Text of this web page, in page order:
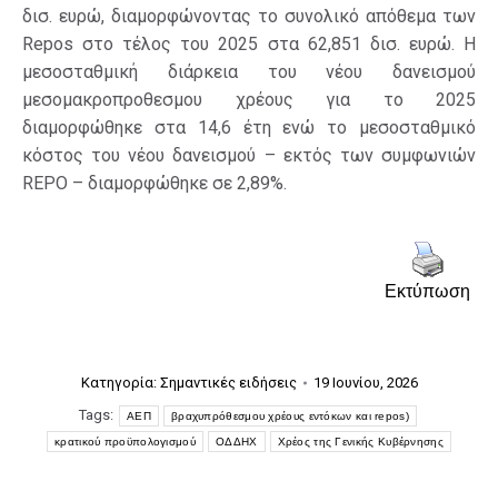
δισ. ευρώ, διαμορφώνοντας το συνολικό απόθεμα των
Repos στο τέλος του 2025 στα 62,851 δισ. ευρώ. Η
μεσοσταθμική διάρκεια του νέου δανεισμού
μεσομακροπροθεσμου χρέους για το 2025
διαμορφώθηκε στα 14,6 έτη ενώ το μεσοσταθμικό
κόστος του νέου δανεισμού – εκτός των συμφωνιών
REPO – διαμορφώθηκε σε 2,89%.
Εκτύπωση
Κατηγορία: Σημαντικές ειδήσεις
19 Ιουνίου, 2026
Tags:
ΑΕΠ βραχυπρόθεσμου χρέους εντόκων και repos)
κρατικού προϋπολογισμού ΟΔΔΗΧ Χρέος της Γενικής Κυβέρνησης